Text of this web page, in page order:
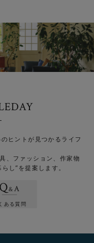
ヒントが見つかるライフ
、ファッション、作家物
し”を提案します。
Q&A
ある質問